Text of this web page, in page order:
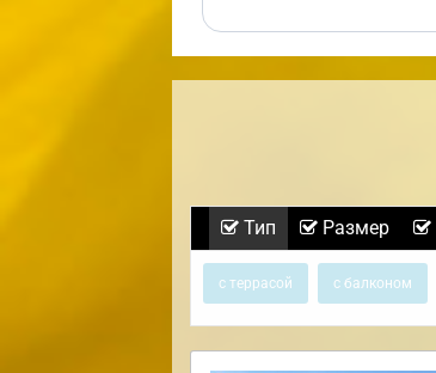
Тип Размер
с террасой с балконом